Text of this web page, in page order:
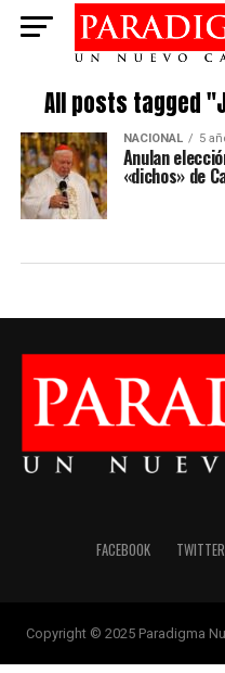
All posts tagged
NACIONAL 5
Anulan
«dichos» de
FACEBOOK TWITTER
Copyright © 2025 Paradigma